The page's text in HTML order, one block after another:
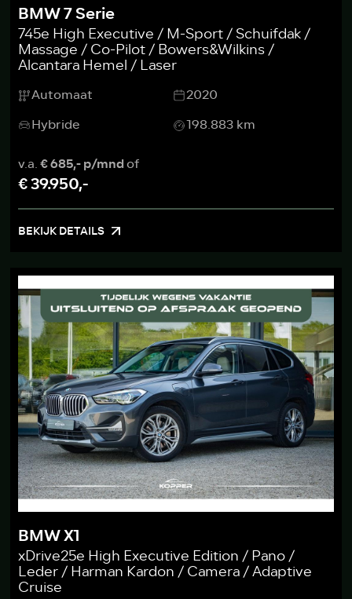
BMW 7 Serie
745e High Executive / M-Sport / Schuifdak /
Massage / Co-Pilot / Bowers&Wilkins /
Alcantara Hemel / Laser
Automaat
2020
Hybride
198.883 km
v.a.€ 685,- p/mndof
€ 39.950,-
BEKIJK DETAILS
BMW X1
xDrive25e High Executive Edition / Pano /
Leder / Harman Kardon / Camera / Adaptive
Cruise